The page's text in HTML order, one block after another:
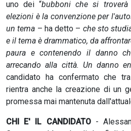
uno dei “bubboni che si
elezioni è la convenzione per
un tema – ha detto – che sto
e il tema è drammatico, da
paura e contenendo il danno
arrecando alla città. Un danno
candidato ha confermato che
rientra anche la creazione di un
promessa mai mantenuta
CHI E' IL CANDIDATO-